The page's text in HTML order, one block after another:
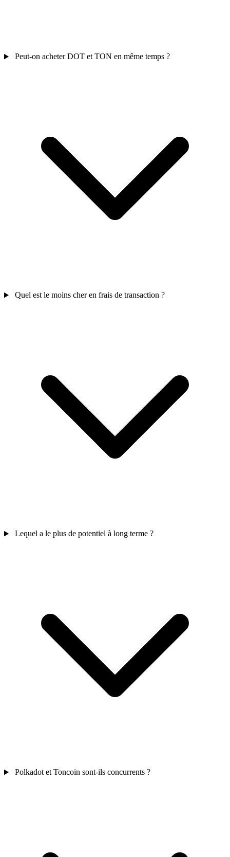
Peut-on acheter DOT et TON en même temps ?
Quel est le moins cher en frais de transaction ?
Lequel a le plus de potentiel à long terme ?
Polkadot et Toncoin sont-ils concurrents ?